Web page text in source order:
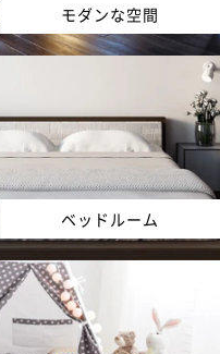
モダンな空間
ベッドルーム